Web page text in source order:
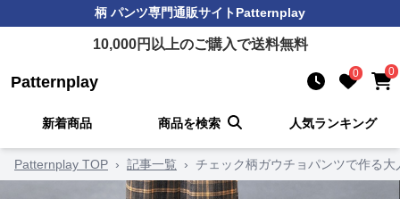
柄 パンツ専門通販サイトPatternplay
10,000円以上のご購入で送料無料
Patternplay 0 0
新着商品 商品を検索 人気ランキング
Patternplay TOP › 記事一覧 › チェック柄ガウチョパンツで作る